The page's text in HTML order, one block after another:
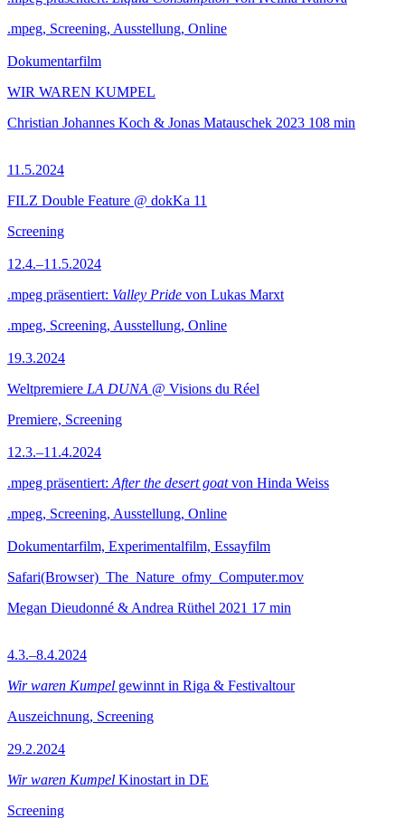
.mpeg, Screening, Ausstellung, Online
Dokumentarfilm
WIR WAREN KUMPEL
Christian Johannes Koch & Jonas Matauschek 2023 108 min
11.5.2024
FILZ Double Feature @ dokKa 11
Screening
12.4.–11.5.2024
.mpeg präsentiert: Valley Pride von Lukas Marxt
.mpeg, Screening, Ausstellung, Online
19.3.2024
Weltpremiere LA DUNA @ Visions du Réel
Premiere, Screening
12.3.–11.4.2024
.mpeg präsentiert: After the desert goatvon Hinda Weiss
.mpeg, Screening, Ausstellung, Online
Dokumentarfilm, Experimentalfilm, Essayfilm
Safari(Browser)_The_Nature_ofmy_Computer.mov
Megan Dieudonné & Andrea Rüthel 2021 17 min
4.3.–8.4.2024
Wir waren Kumpel gewinnt in Riga & Festivaltour
Auszeichnung, Screening
29.2.2024
Wir waren Kumpel Kinostart in DE
Screening